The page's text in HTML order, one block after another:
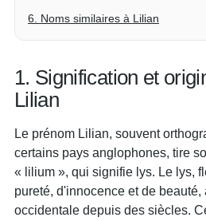
6. Noms similaires à Lilian
1. Signification et
Lilian
Le prénom Lilian, souvent
certains pays anglophones, tire
« lilium », qui signifie lys. Le lys,
pureté, d'innocence et de
occidentale depuis des siècles.